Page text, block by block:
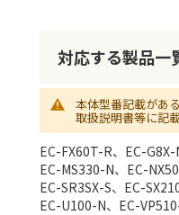
対応する製品一
本体型番記載があ
取扱説明書等に記
EC-FX60T-R、EC-
EC-MS330-N、EC-
EC-SR3SX-S、EC-
EC-U100-N、EC-